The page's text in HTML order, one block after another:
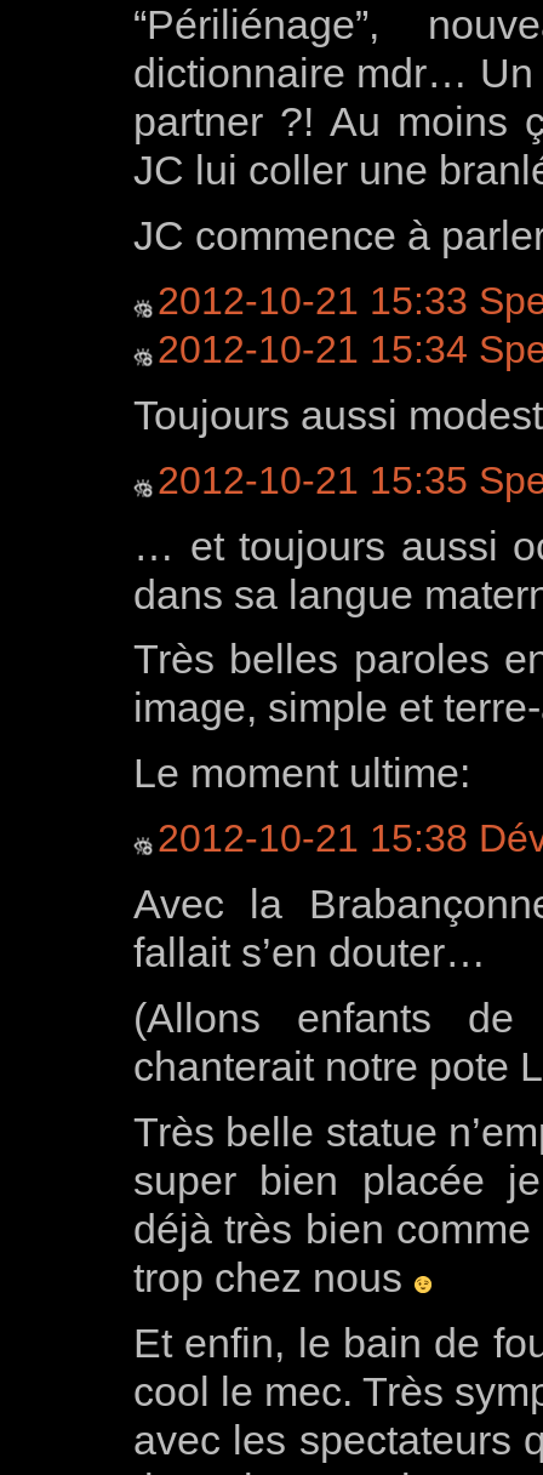
“Périliénage”,
dictionnaire mdr…
partner ?! Au moins
JC lui coller une
JC commence à
2012-10-21 15:33
2012-10-21 15:34
Toujours aussi
2012-10-21 15:35
… et toujours aussi
dans sa langue
Très belles paroles
image, simple et
Le moment ultime:
2012-10-21 15:38
Avec la
fallait s’en douter…
(Allons enfants
chanterait notre pote
Très belle statue
super bien placée
déjà très bien
trop chez nous
Et enfin, le bain de
cool le mec. Très
avec les spectateurs